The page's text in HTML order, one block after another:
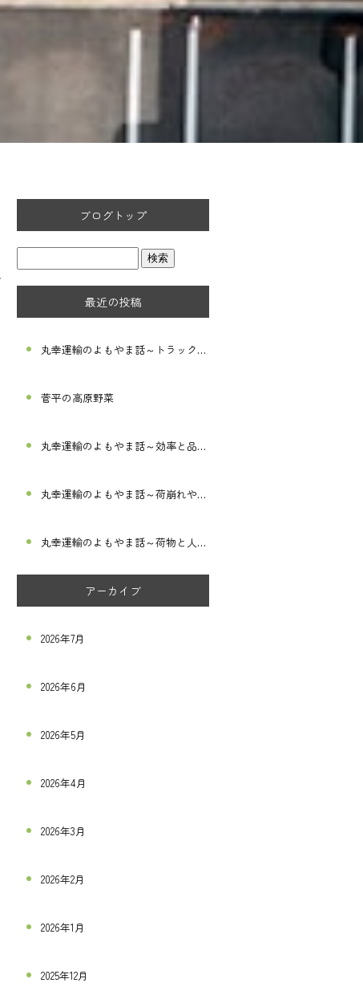
ブログトップ
最近の投稿
丸幸運輸のよもやま話～トラックを止めない～
菅平の高原野菜
丸幸運輸のよもやま話～効率と品質を高める～
丸幸運輸のよもやま話～荷崩れや破損を防ぐ～
丸幸運輸のよもやま話～荷物と人命を守る～
アーカイブ
2026年7月
2026年6月
2026年5月
2026年4月
2026年3月
2026年2月
2026年1月
2025年12月